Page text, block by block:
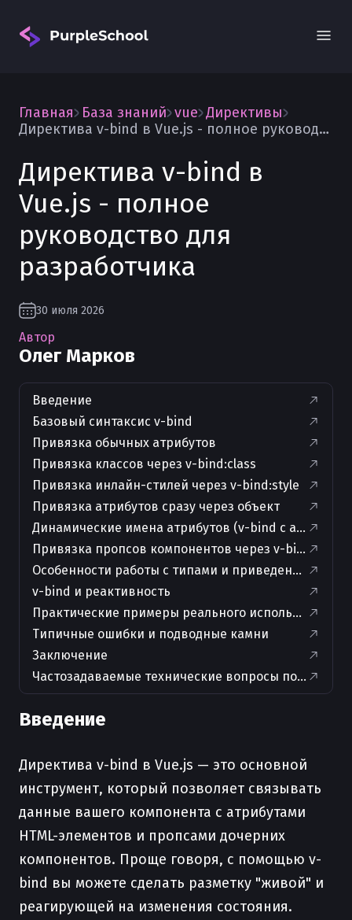
Главная База знаний vue Директивы
Директива v-bind в Vue.js - полное руководство для разработчика
Директива v-bind в
Vue.js - полное
руководство для
разработчика
30 июля 2026
Автор
Олег Марков
Введение
Базовый синтаксис v-bind
Привязка обычных атрибутов
Привязка классов через v-bind:class
Привязка инлайн-стилей через v-bind:style
Привязка атрибутов сразу через объект
Динамические имена атрибутов (v-bind с
Привязка пропсов компонентов через v-bind
Особенности работы с типами и приведением
v-bind и реактивность
Практические примеры реального использования
Типичные ошибки и подводные камни
Заключение
Частозадаваемые технические вопросы по теме
Введение
Директива v-bind в Vue.js — это основной
инструмент, который позволяет связывать
данные вашего компонента с атрибутами
HTML-элементов и пропсами дочерних
компонентов. Проще говоря, с помощью v-
bind вы можете сделать разметку "живой" и
реагирующей на изменения состояния.